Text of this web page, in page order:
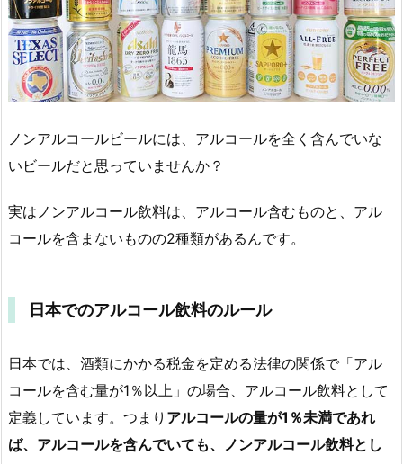
ノンアルコールビールには、アルコールを全く含んでいな
いビールだと思っていませんか？
実はノンアルコール飲料は、アルコール含むものと、アル
コールを含まないものの2種類があるんです。
日本でのアルコール飲料のルール
日本では、酒類にかかる税金を定める法律の関係で「アル
コールを含む量が1％以上」の場合、アルコール飲料として
定義しています。つまり アルコールの量が1％未満であれ
ば、アルコールを含んでいても、ノンアルコール飲料とし